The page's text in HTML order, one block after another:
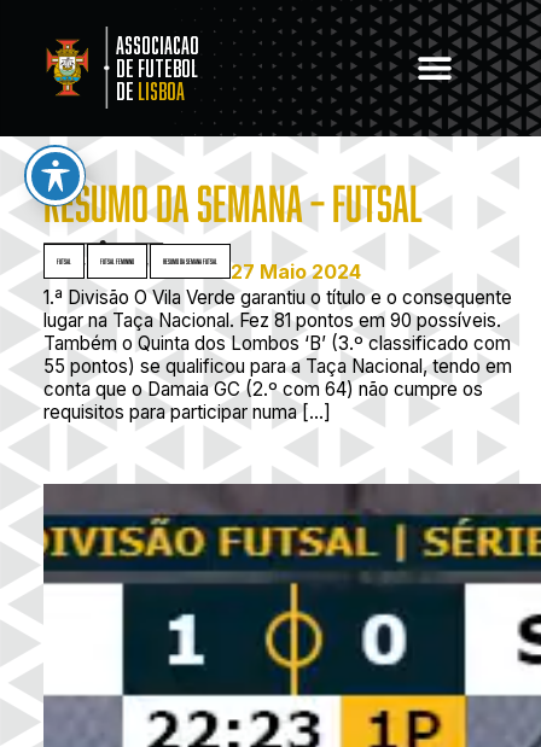
Associacao
de Futebol
de Lisboa
RESUMO DA SEMANA – FUTSAL
Futsal Futsal Feminino Resumo da Semana Futsal 27 Maio 2024
1.ª Divisão O Vila Verde garantiu o título e o consequente
lugar na Taça Nacional. Fez 81 pontos em 90 possíveis.
Também o Quinta dos Lombos ‘B’ (3.º classificado com
55 pontos) se qualificou para a Taça Nacional, tendo em
conta que o Damaia GC (2.º com 64) não cumpre os
requisitos para participar numa […]